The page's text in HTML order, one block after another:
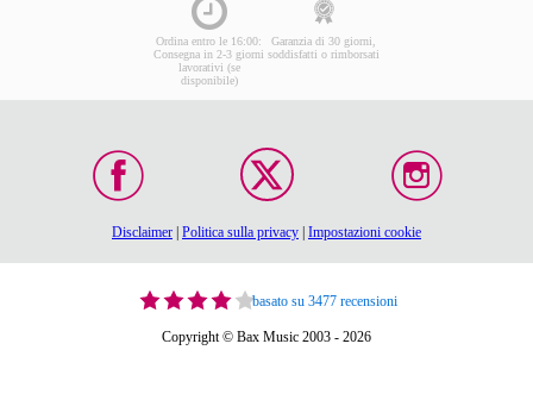
Ordina entro le 16:00:
Consegna in 2-3 giorni
lavorativi (se
disponibile)
Garanzia di 30 giorni,
soddisfatti o rimborsati
Disclaimer Politica sulla privacy Impostazioni cookie
basato su 3477 recensioni
Copyright © Bax Music 2003 - 2026